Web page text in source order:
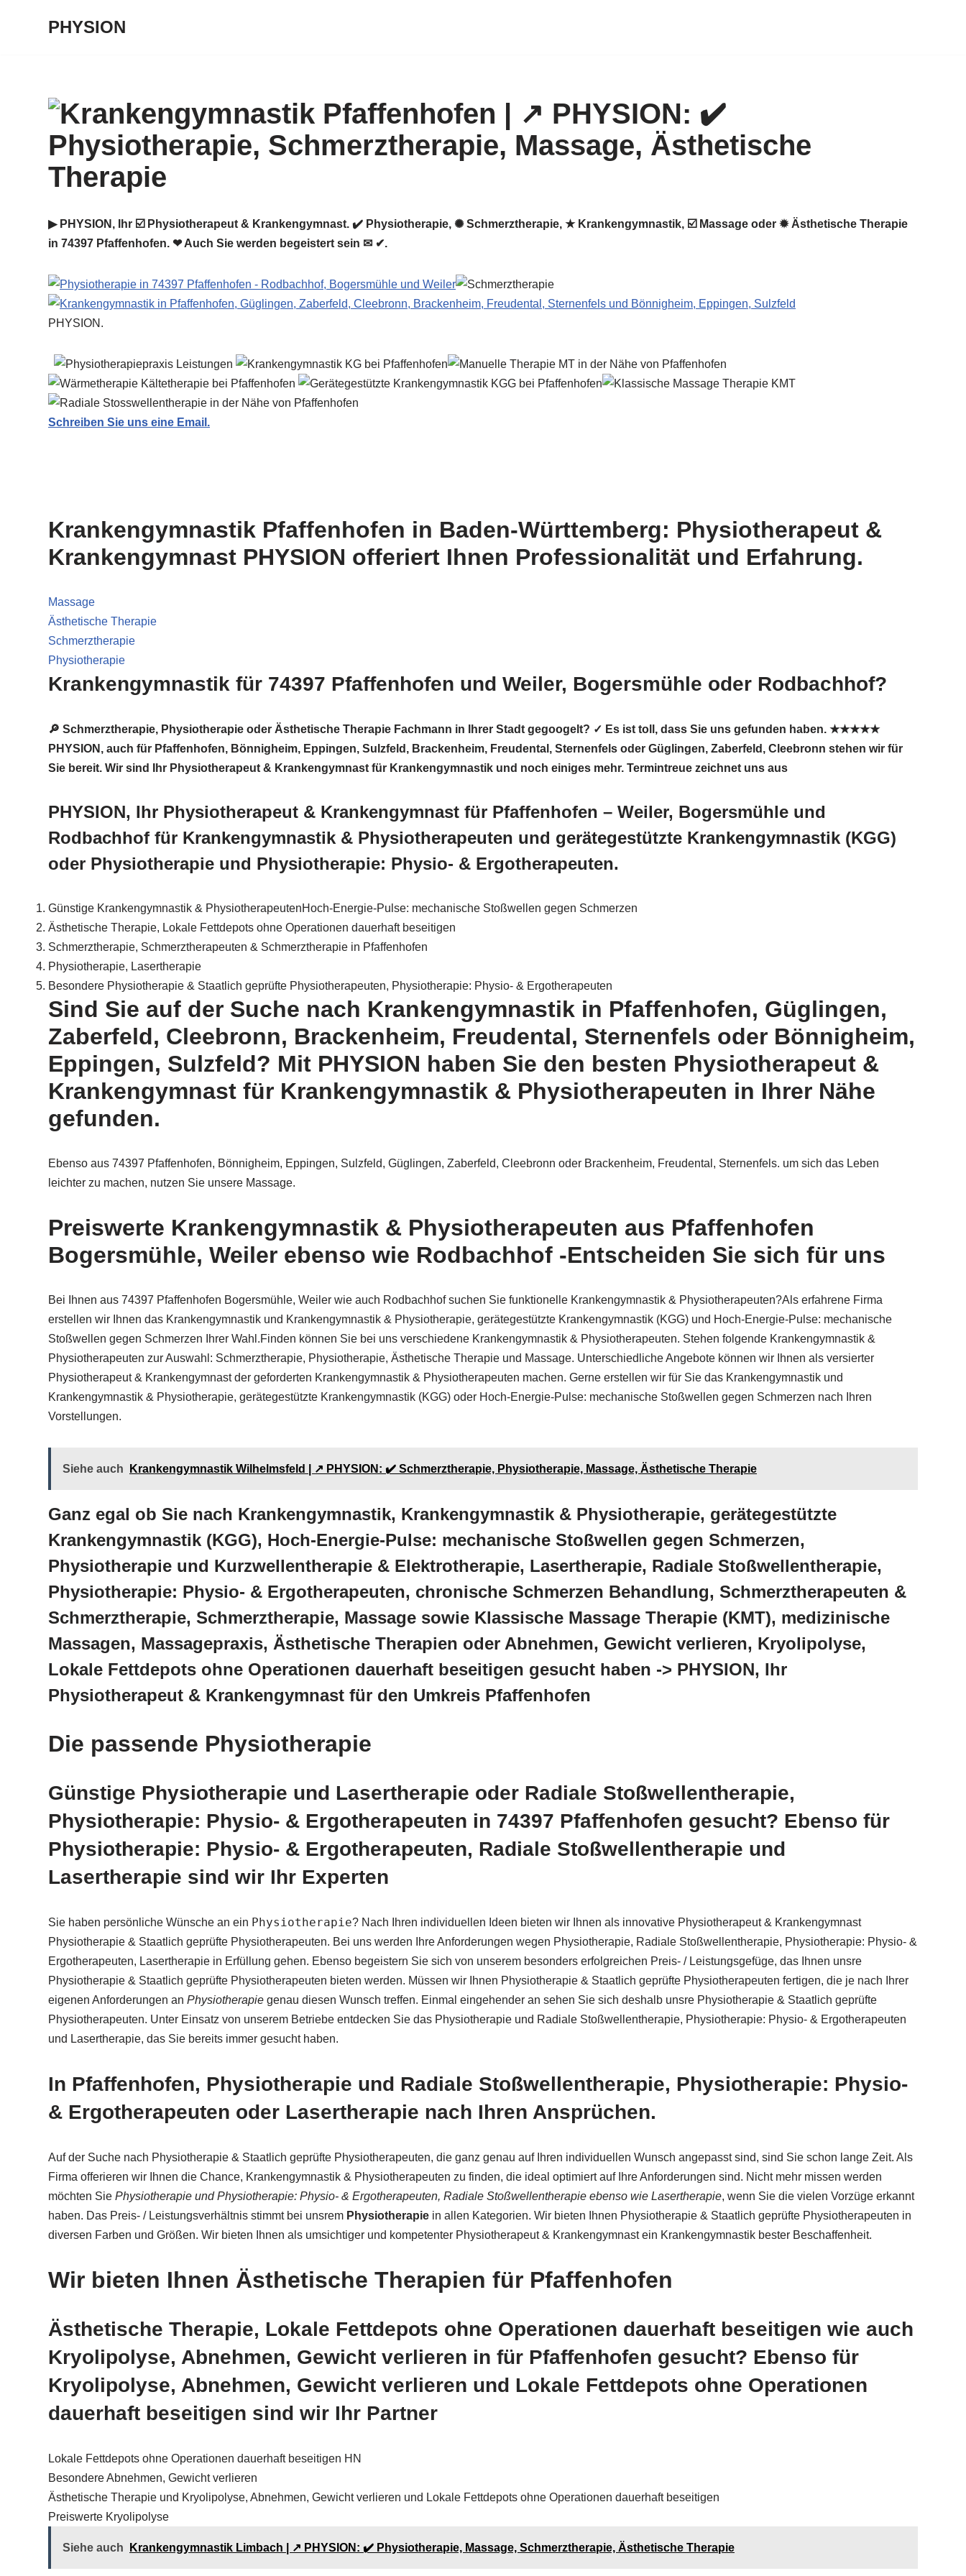
PHYSION
▶︎ PHYSION, Ihr ☑️ Physiotherapeut & Krankengymnast. ✔️ Physiotherapie, ✺ Schmerztherapie, ★ Krankengymnastik, ☑️ Massage oder ✹ Ästhetische Therapie
in 74397 Pfaffenhofen. ❤ Auch Sie werden begeistert sein ✉ ✔.
PHYSION.
Schreiben Sie uns eine Email.
Krankengymnastik Pfaffenhofen in Baden-Württemberg: Physiotherapeut &
Krankengymnast PHYSION offeriert Ihnen Professionalität und Erfahrung.
Massage
Ästhetische Therapie
Schmerztherapie
Physiotherapie
Krankengymnastik für 74397 Pfaffenhofen und Weiler, Bogersmühle oder Rodbachhof?
🔎 Schmerztherapie, Physiotherapie oder Ästhetische Therapie Fachmann in Ihrer Stadt gegoogelt? ✓ Es ist toll, dass Sie uns gefunden haben. ★★★★★
PHYSION, auch für Pfaffenhofen, Bönnigheim, Eppingen, Sulzfeld, Brackenheim, Freudental, Sternenfels oder Güglingen, Zaberfeld, Cleebronn stehen wir für
Sie bereit. Wir sind Ihr Physiotherapeut & Krankengymnast für Krankengymnastik und noch einiges mehr. Termintreue zeichnet uns aus
PHYSION, Ihr Physiotherapeut & Krankengymnast für Pfaffenhofen – Weiler, Bogersmühle und
Rodbachhof für Krankengymnastik & Physiotherapeuten und gerätegestützte Krankengymnastik (KGG)
oder Physiotherapie und Physiotherapie: Physio- & Ergotherapeuten.
Günstige Krankengymnastik & PhysiotherapeutenHoch-Energie-Pulse: mechanische Stoßwellen gegen Schmerzen
Ästhetische Therapie, Lokale Fettdepots ohne Operationen dauerhaft beseitigen
Schmerztherapie, Schmerztherapeuten & Schmerztherapie in Pfaffenhofen
Physiotherapie, Lasertherapie
Besondere Physiotherapie & Staatlich geprüfte Physiotherapeuten, Physiotherapie: Physio- & Ergotherapeuten
Sind Sie auf der Suche nach Krankengymnastik in Pfaffenhofen, Güglingen,
Zaberfeld, Cleebronn, Brackenheim, Freudental, Sternenfels oder Bönnigheim,
Eppingen, Sulzfeld? Mit PHYSION haben Sie den besten Physiotherapeut &
Krankengymnast für Krankengymnastik & Physiotherapeuten in Ihrer Nähe
gefunden.
Ebenso aus 74397 Pfaffenhofen, Bönnigheim, Eppingen, Sulzfeld, Güglingen, Zaberfeld, Cleebronn oder Brackenheim, Freudental, Sternenfels. um sich das Leben
leichter zu machen, nutzen Sie unsere Massage.
Preiswerte Krankengymnastik & Physiotherapeuten aus Pfaffenhofen
Bogersmühle, Weiler ebenso wie Rodbachhof -Entscheiden Sie sich für uns
Bei Ihnen aus 74397 Pfaffenhofen Bogersmühle, Weiler wie auch Rodbachhof suchen Sie funktionelle Krankengymnastik & Physiotherapeuten?Als erfahrene Firma
erstellen wir Ihnen das Krankengymnastik und Krankengymnastik & Physiotherapie, gerätegestützte Krankengymnastik (KGG) und Hoch-Energie-Pulse: mechanische
Stoßwellen gegen Schmerzen Ihrer Wahl.Finden können Sie bei uns verschiedene Krankengymnastik & Physiotherapeuten. Stehen folgende Krankengymnastik &
Physiotherapeuten zur Auswahl: Schmerztherapie, Physiotherapie, Ästhetische Therapie und Massage. Unterschiedliche Angebote können wir Ihnen als versierter
Physiotherapeut & Krankengymnast der geforderten Krankengymnastik & Physiotherapeuten machen. Gerne erstellen wir für Sie das Krankengymnastik und
Krankengymnastik & Physiotherapie, gerätegestützte Krankengymnastik (KGG) oder Hoch-Energie-Pulse: mechanische Stoßwellen gegen Schmerzen nach Ihren
Vorstellungen.
Siehe auch Krankengymnastik Wilhelmsfeld | ↗️ PHYSION: ✔️ Schmerztherapie, Physiotherapie, Massage, Ästhetische Therapie
Ganz egal ob Sie nach Krankengymnastik, Krankengymnastik & Physiotherapie, gerätegestützte
Krankengymnastik (KGG), Hoch-Energie-Pulse: mechanische Stoßwellen gegen Schmerzen,
Physiotherapie und Kurzwellentherapie & Elektrotherapie, Lasertherapie, Radiale Stoßwellentherapie,
Physiotherapie: Physio- & Ergotherapeuten, chronische Schmerzen Behandlung, Schmerztherapeuten &
Schmerztherapie, Schmerztherapie, Massage sowie Klassische Massage Therapie (KMT), medizinische
Massagen, Massagepraxis, Ästhetische Therapien oder Abnehmen, Gewicht verlieren, Kryolipolyse,
Lokale Fettdepots ohne Operationen dauerhaft beseitigen gesucht haben -> PHYSION, Ihr
Physiotherapeut & Krankengymnast für den Umkreis Pfaffenhofen
Die passende Physiotherapie
Günstige Physiotherapie und Lasertherapie oder Radiale Stoßwellentherapie,
Physiotherapie: Physio- & Ergotherapeuten in 74397 Pfaffenhofen gesucht? Ebenso für
Physiotherapie: Physio- & Ergotherapeuten, Radiale Stoßwellentherapie und
Lasertherapie sind wir Ihr Experten
Sie haben persönliche Wünsche an ein Physiotherapie? Nach Ihren individuellen Ideen bieten wir Ihnen als innovative Physiotherapeut & Krankengymnast
Physiotherapie & Staatlich geprüfte Physiotherapeuten. Bei uns werden Ihre Anforderungen wegen Physiotherapie, Radiale Stoßwellentherapie, Physiotherapie: Physio- &
Ergotherapeuten, Lasertherapie in Erfüllung gehen. Ebenso begeistern Sie sich von unserem besonders erfolgreichen Preis- / Leistungsgefüge, das Ihnen unsre
Physiotherapie & Staatlich geprüfte Physiotherapeuten bieten werden. Müssen wir Ihnen Physiotherapie & Staatlich geprüfte Physiotherapeuten fertigen, die je nach Ihrer
eigenen Anforderungen an Physiotherapie genau diesen Wunsch treffen. Einmal eingehender an sehen Sie sich deshalb unsre Physiotherapie & Staatlich geprüfte
Physiotherapeuten. Unter Einsatz von unserem Betriebe entdecken Sie das Physiotherapie und Radiale Stoßwellentherapie, Physiotherapie: Physio- & Ergotherapeuten
und Lasertherapie, das Sie bereits immer gesucht haben.
In Pfaffenhofen, Physiotherapie und Radiale Stoßwellentherapie, Physiotherapie: Physio-
& Ergotherapeuten oder Lasertherapie nach Ihren Ansprüchen.
Auf der Suche nach Physiotherapie & Staatlich geprüfte Physiotherapeuten, die ganz genau auf Ihren individuellen Wunsch angepasst sind, sind Sie schon lange Zeit. Als
Firma offerieren wir Ihnen die Chance, Krankengymnastik & Physiotherapeuten zu finden, die ideal optimiert auf Ihre Anforderungen sind. Nicht mehr missen werden
möchten Sie Physiotherapie und Physiotherapie: Physio- & Ergotherapeuten, Radiale Stoßwellentherapie ebenso wie Lasertherapie, wenn Sie die vielen Vorzüge erkannt
haben. Das Preis- / Leistungsverhältnis stimmt bei unsrem Physiotherapie in allen Kategorien. Wir bieten Ihnen Physiotherapie & Staatlich geprüfte Physiotherapeuten in
diversen Farben und Größen. Wir bieten Ihnen als umsichtiger und kompetenter Physiotherapeut & Krankengymnast ein Krankengymnastik bester Beschaffenheit.
Wir bieten Ihnen Ästhetische Therapien für Pfaffenhofen
Ästhetische Therapie, Lokale Fettdepots ohne Operationen dauerhaft beseitigen wie auch
Kryolipolyse, Abnehmen, Gewicht verlieren in für Pfaffenhofen gesucht? Ebenso für
Kryolipolyse, Abnehmen, Gewicht verlieren und Lokale Fettdepots ohne Operationen
dauerhaft beseitigen sind wir Ihr Partner
Lokale Fettdepots ohne Operationen dauerhaft beseitigen HN
Besondere Abnehmen, Gewicht verlieren
Ästhetische Therapie und Kryolipolyse, Abnehmen, Gewicht verlieren und Lokale Fettdepots ohne Operationen dauerhaft beseitigen
Preiswerte Kryolipolyse
Siehe auch Krankengymnastik Limbach | ↗️ PHYSION: ✔️ Physiotherapie, Massage, Schmerztherapie, Ästhetische Therapie